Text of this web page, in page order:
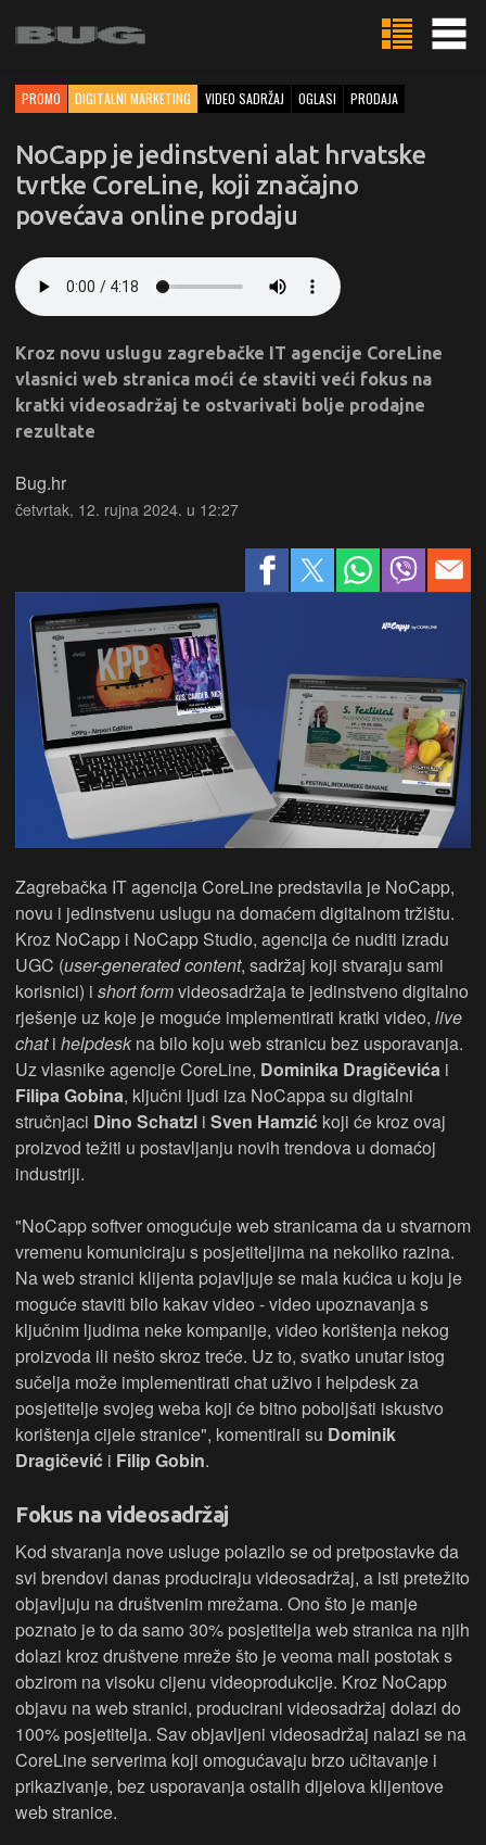
PROMO DIGITALNI MARKETING VIDEO SADRŽAJ OGLASI PRODAJA
NoCapp je jedinstveni alat hrvatske
tvrtke CoreLine, koji značajno
povećava online prodaju
Kroz novu uslugu zagrebačke IT agencije CoreLine
vlasnici web stranica moći će staviti veći fokus na
kratki videosadržaj te ostvarivati bolje prodajne
rezultate
Bug.hr
četvrtak, 12. rujna 2024. u 12:27
Zagrebačka IT agencija CoreLine predstavila je NoCapp,
novu i jedinstvenu uslugu na domaćem digitalnom tržištu.
Kroz NoCapp i NoCapp Studio, agencija će nuditi izradu
UGC (user-generated content, sadržaj koji stvaraju sami
korisnici) i short formvideosadržaja te jedinstveno digitalno
rješenje uz koje je moguće implementirati kratki video, live
chati helpdesk na bilo koju web stranicu bez usporavanja.
Uz vlasnike agencije CoreLine, Dominika Dragičevića i
Filipa Gobina, ključni ljudi iza NoCappa su digitalni
stručnjaci Dino Schatzl i Sven Hamzić koji će kroz ovaj
proizvod težiti u postavljanju novih trendova u domaćoj
industriji.
"NoCapp softver omogućuje web stranicama da u stvarnom
vremenu komuniciraju s posjetiteljima na nekoliko razina.
Na web stranici klijenta pojavljuje se mala kućica u koju je
moguće staviti bilo kakav video - video upoznavanja s
ključnim ljudima neke kompanije, video korištenja nekog
proizvoda ili nešto skroz treće. Uz to, svatko unutar istog
sučelja može implementirati chat uživo i helpdesk za
posjetitelje svojeg weba koji će bitno poboljšati iskustvo
korištenja cijele stranice", komentirali su Dominik
Dragičević i Filip Gobin.
Fokus na videosadržaj
Kod stvaranja nove usluge polazilo se od pretpostavke da
svi brendovi danas produciraju videosadržaj, a isti pretežito
objavljuju na društvenim mrežama. Ono što je manje
poznato je to da samo 30% posjetitelja web stranica na njih
dolazi kroz društvene mreže što je veoma mali postotak s
obzirom na visoku cijenu videoprodukcije. Kroz NoCapp
objavu na web stranici, producirani videosadržaj dolazi do
100% posjetitelja. Sav objavljeni videosadržaj nalazi se na
CoreLine serverima koji omogućavaju brzo učitavanje i
prikazivanje, bez usporavanja ostalih dijelova klijentove
web stranice.